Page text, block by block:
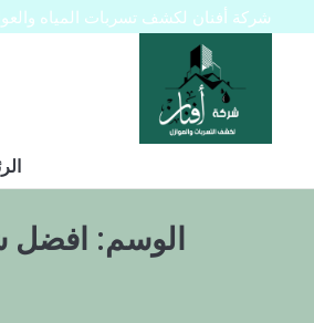
شركة أفنان لكشف تسربات المياه والعوازل
الوسم: افضل